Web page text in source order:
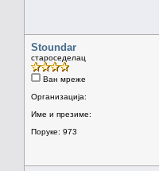
Stoundar
староседелац
Ван мреже
Организација:
Име и презиме:
Поруке: 973